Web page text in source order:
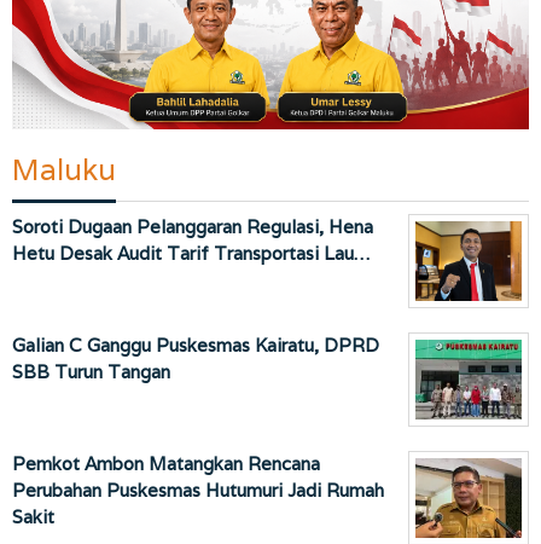
Maluku
Soroti Dugaan Pelanggaran Regulasi, Hena
Hetu Desak Audit Tarif Transportasi Lau…
Galian C Ganggu Puskesmas Kairatu, DPRD
SBB Turun Tangan
Pemkot Ambon Matangkan Rencana
Perubahan Puskesmas Hutumuri Jadi Rumah
Sakit